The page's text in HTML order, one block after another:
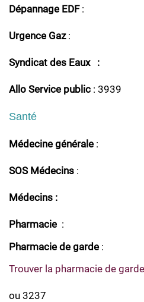
Dépannage EDF:
Urgence Gaz:
Syndicat des Eaux :
Allo Service public : 3939
Santé
Médecine générale :
SOS Médecins :
Médecins :
Pharmacie :
Pharmacie de garde :
Trouver la pharmacie de garde
ou 3237